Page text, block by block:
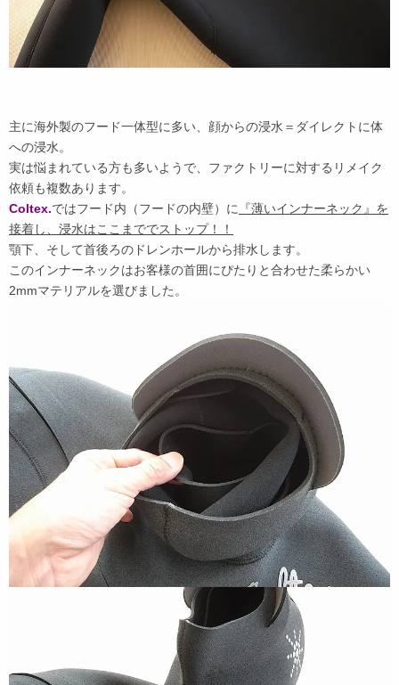
主に海外製のフード一体型に多い、顔からの浸水＝ダイレクトに体
への浸水。
実は悩まれている方も多いようで、ファクトリーに対するリメイク
依頼も複数あります。
Coltex.ではフード内（フードの内壁）に 『薄いインナーネック』を
接着し、浸水はここまででストップ！！
顎下、そして首後ろのドレンホールから排水します。
このインナーネックはお客様の首囲にぴたりと合わせた柔らかい
2mmマテリアルを選びました。